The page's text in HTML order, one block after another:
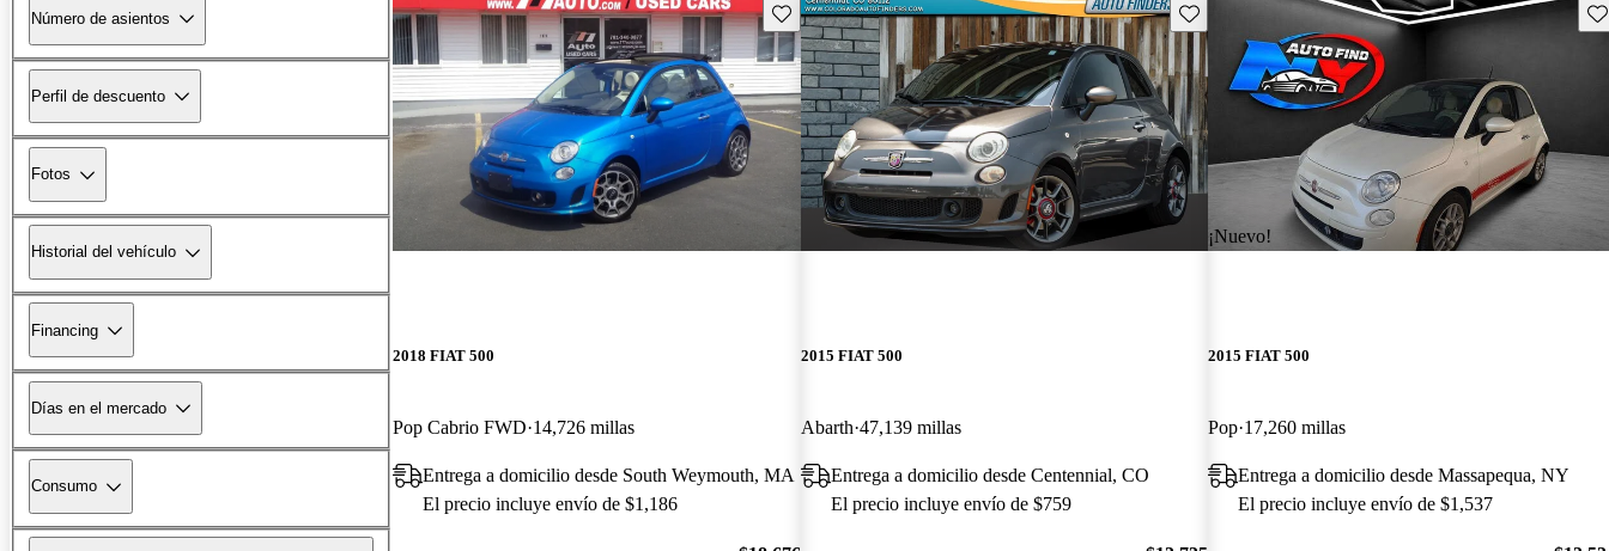
Número de asientos
Perfil de descuento
Fotos
Historial del vehículo
Financing
Días en el mercado
Consumo
Guarda este Aviso
2018 FIAT 500
Pop Cabrio FWD 14,726 millas
Entrega a domicilio desde South Weymouth, MA
El precio incluye envío de $1,186
Guarda este Aviso
2015 FIAT 500
Abarth 47,139 millas
Entrega a domicilio desde Centennial, CO
El precio incluye envío de $759
¡Nuevo!
2015 FIAT 500
Pop 17,260 millas
Entrega a domicilio desde Massapequa, NY
El precio incluye envío de $1,537